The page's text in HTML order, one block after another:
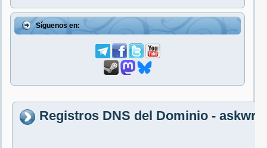
Síguenos en:
Registros DNS del Dominio -